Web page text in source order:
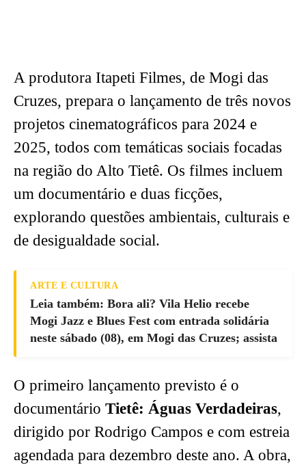
A produtora Itapeti Filmes, de Mogi das
Cruzes, prepara o lançamento de três novos
projetos cinematográficos para 2024 e
2025, todos com temáticas sociais focadas
na região do Alto Tietê. Os filmes incluem
um documentário e duas ficções,
explorando questões ambientais, culturais e
de desigualdade social.
ARTE E CULTURA
Leia também: Bora ali? Vila Helio recebe
Mogi Jazz e Blues Fest com entrada solidária
neste sábado (08), em Mogi das Cruzes; assista
O primeiro lançamento previsto é o
documentário Tietê: Águas Verdadeiras,
dirigido por Rodrigo Campos e com estreia
agendada para dezembro deste ano. A obra,